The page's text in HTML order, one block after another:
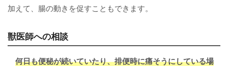
加えて、腸の動きを促すこともできます。
獣医師への相談
何日も便秘が続いていたり、排便時に痛そうにしている場